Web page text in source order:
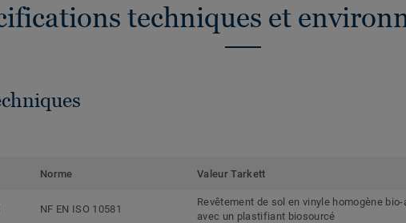
techniques et
Norme Valeur Tarkett
NF EN ISO 10581
Revêtement de sol en vinyle homogène
avec un plastifiant biosourcé